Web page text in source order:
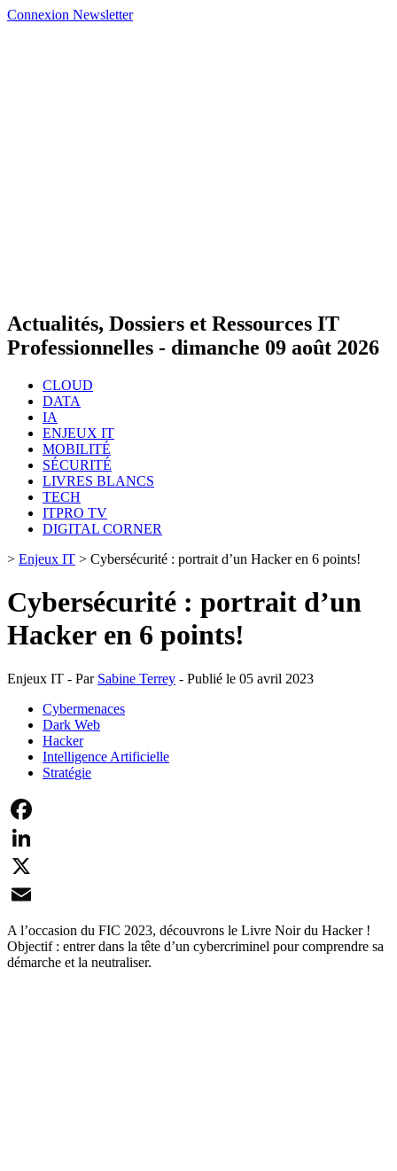
Connexion Newsletter
Actualités, Dossiers et Ressources IT
Professionnelles - dimanche 09 août 2026
CLOUD
DATA
IA
ENJEUX IT
MOBILITÉ
SÉCURITÉ
LIVRES BLANCS
TECH
ITPRO TV
DIGITAL CORNER
> Enjeux IT > Cybersécurité : portrait d’un Hacker en 6 points!
Cybersécurité : portrait d’un
Hacker en 6 points!
Enjeux IT - Par Sabine Terrey - Publié le 05 avril 2023
Cybermenaces
Dark Web
Hacker
Intelligence Artificielle
Stratégie
Facebook
LinkedIn
X
Email
A l’occasion du FIC 2023, découvrons le Livre Noir du Hacker !
Objectif : entrer dans la tête d’un cybercriminel pour comprendre sa
démarche et la neutraliser.